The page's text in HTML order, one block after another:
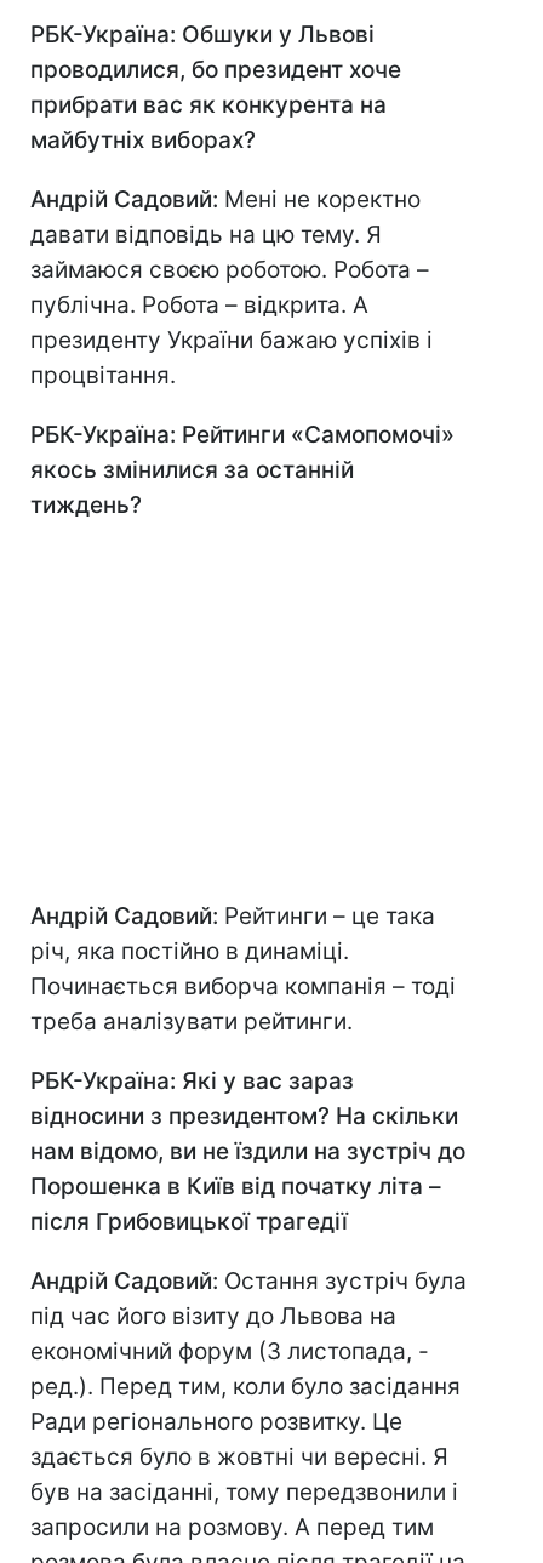
РБК-Україна: Обшуки у Львові
проводилися, бо президент хоче
прибрати вас як конкурента на
майбутніх виборах?
Андрій Садовий: Мені не коректно
давати відповідь на цю тему. Я
займаюся своєю роботою. Робота –
публічна. Робота – відкрита. А
президенту України бажаю успіхів і
процвітання.
РБК-Україна: Рейтинги «Самопомочі»
якось змінилися за останній
тиждень?
Андрій Садовий: Рейтинги – це така
річ, яка постійно в динаміці.
Починається виборча компанія – тоді
треба аналізувати рейтинги.
РБК-Україна: Які у вас зараз
відносини з президентом? На скільки
нам відомо, ви не їздили на зустріч до
Порошенка в Київ від початку літа –
після Грибовицької трагедії
Андрій Садовий: Остання зустріч була
під час його візиту до Львова на
економічний форум (3 листопада, -
ред.). Перед тим, коли було засідання
Ради регіонального розвитку. Це
здається було в жовтні чи вересні. Я
був на засіданні, тому передзвонили і
запросили на розмову. А перед тим